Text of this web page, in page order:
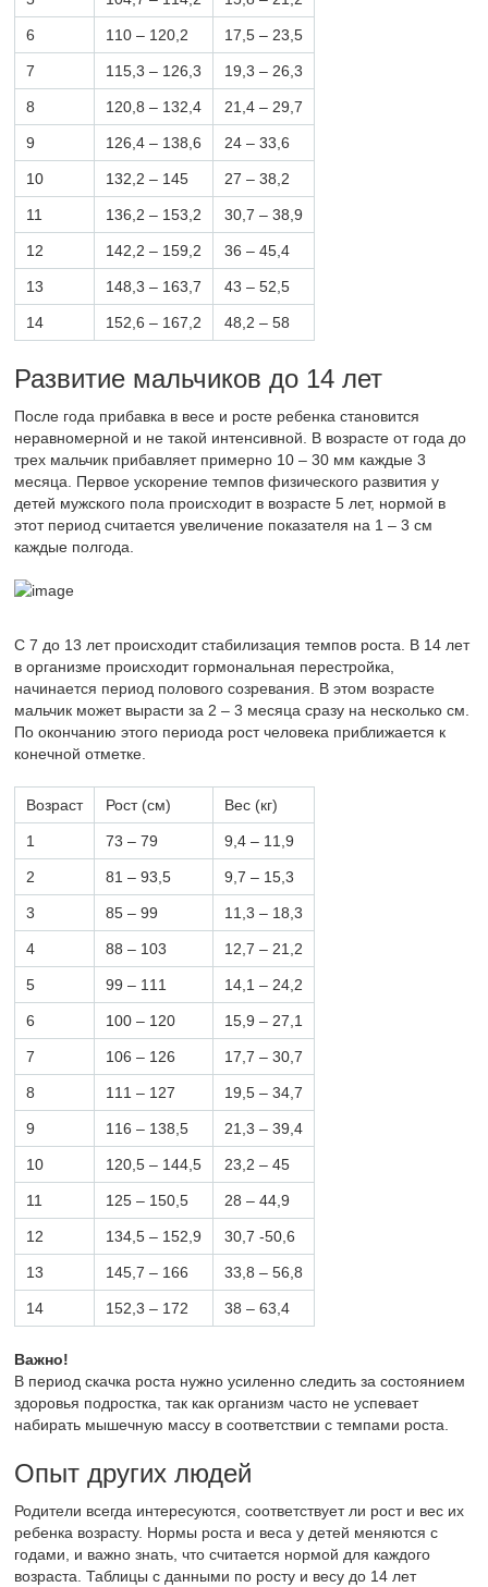
6 110 – 120,2 17,5 – 23,5
7 115,3 – 126,3 19,3 – 26,3
8 120,8 – 132,4 21,4 – 29,7
9 126,4 – 138,6 24 – 33,6
10 132,2 – 145 27 – 38,2
11 136,2 – 153,2 30,7 – 38,9
12 142,2 – 159,2 36 – 45,4
13 148,3 – 163,7 43 – 52,5
14 152,6 – 167,2 48,2 – 58
Развитие мальчиков до 14 лет
После года прибавка в весе и росте ребенка становится
неравномерной и не такой интенсивной. В возрасте от года до
трех мальчик прибавляет примерно 10 – 30 мм каждые 3
месяца. Первое ускорение темпов физического развития у
детей мужского пола происходит в возрасте 5 лет, нормой в
этот период считается увеличение показателя на 1 – 3 см
каждые полгода.
С 7 до 13 лет происходит стабилизация темпов роста. В 14 лет
в организме происходит гормональная перестройка,
начинается период полового созревания. В этом возрасте
мальчик может вырасти за 2 – 3 месяца сразу на несколько см.
По окончанию этого периода рост человека приближается к
конечной отметке.
Возраст Рост (см) Вес (кг)
1 73 – 79 9,4 – 11,9
2 81 – 93,5 9,7 – 15,3
3 85 – 99 11,3 – 18,3
4 88 – 103 12,7 – 21,2
5 99 – 111 14,1 – 24,2
6 100 – 120 15,9 – 27,1
7 106 – 126 17,7 – 30,7
8 111 – 127 19,5 – 34,7
9 116 – 138,5 21,3 – 39,4
10 120,5 – 144,5 23,2 – 45
11 125 – 150,5 28 – 44,9
12 134,5 – 152,9 30,7 -50,6
13 145,7 – 166 33,8 – 56,8
14 152,3 – 172 38 – 63,4
Важно!
В период скачка роста нужно усиленно следить за состоянием
здоровья подростка, так как организм часто не успевает
набирать мышечную массу в соответствии с темпами роста.
Опыт других людей
Родители всегда интересуются, соответствует ли рост и вес их
ребенка возрасту. Нормы роста и веса у детей меняются с
годами, и важно знать, что считается нормой для каждого
возраста. Таблицы с данными по росту и весу до 14 лет